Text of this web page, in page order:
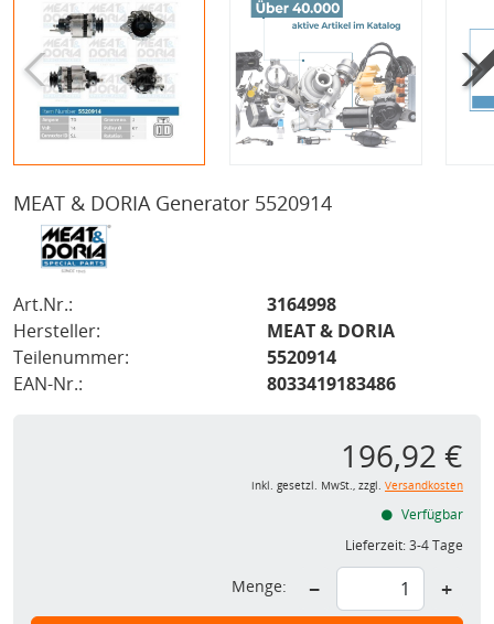
MEAT & DORIA Generator 5520914
Art.Nr.:
3164998
Hersteller:
MEAT & DORIA
Teilenummer:
5520914
EAN-Nr.:
8033419183486
196,92 €
inkl. gesetzl. MwSt., zzgl. Versandkosten
Verfügbar
Lieferzeit:3-4 Tage
Menge: − +